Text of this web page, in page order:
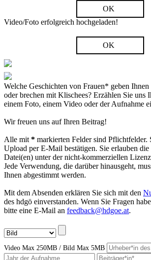
OK
Video/Foto erfolgreich hochgeladen!
OK
Welche Geschichten von Frauen* geben
oder brechen mit Klischees? Erzählen Sie uns
einem Foto, einem Video oder der Aufnahme
Wir freuen uns auf Ihren Beitrag!
Alle mit * markierten Felder sind Pflichtfelder.
Upload per E-Mail bestätigen. Sie erlauben
Datei(en) unter der nicht-kommerziellen Lizenz
Jede Verwendung, die darüber hinausgeht,
Ihnen abgestimmt werden.
Mit dem Absenden erklären Sie sich mit den
des hdgö einverstanden. Wenn Sie Fragen
bitte eine E-Mail an feedback@hdgoe.at.
Video Max 250MB / Bild Max 5MB